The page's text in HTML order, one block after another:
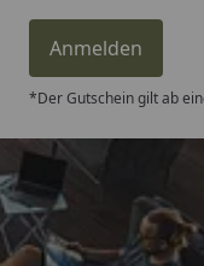
Anmelden
*Der Gutschein gilt ab